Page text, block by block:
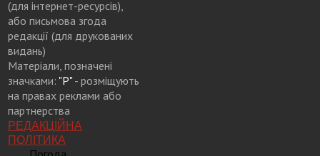
(для інтернет-ресурсів),
або письмова згода
редакції (для друкованих
видань)
Матеріали, позначені
значками: "Р"- розміщують
на правах реклами або
партнерства
РЕДАКЦІЙНА
ПОЛІТИКА